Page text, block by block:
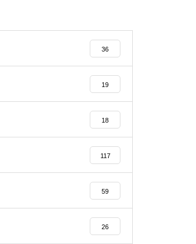
36
19
18
117
59
26